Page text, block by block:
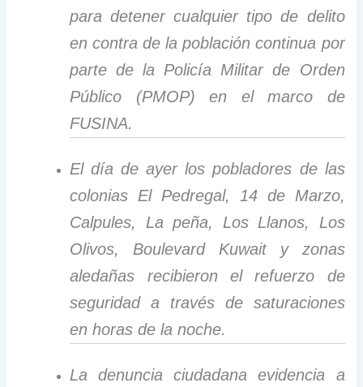
para detener cualquier tipo de delito
en contra de la población continua por
parte de la Policía Militar de Orden
Público (PMOP) en el marco de
FUSINA.
El día de ayer los pobladores de las
colonias El Pedregal, 14 de Marzo,
Calpules, La peña, Los Llanos, Los
Olivos, Boulevard Kuwait y zonas
aledañas recibieron el refuerzo de
seguridad a través de saturaciones
en horas de la noche.
La denuncia ciudadana evidencia a